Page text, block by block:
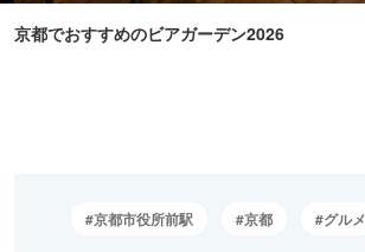
京都でおすすめのビアガーデン2026
京都市役所前駅 京都 グルメ